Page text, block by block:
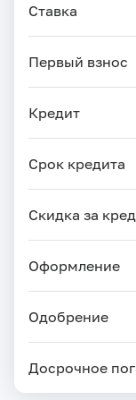
Ставка
Первый взнос
Кредит
Срок кредита
Скидка за
Оформление
Одобрение
Досрочное